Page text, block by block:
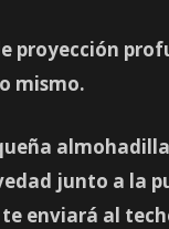
proyección
mismo.
junto a la
enviará al